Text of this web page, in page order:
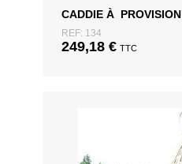
CADDIE À PROVISION
REF: 134
249,18 € TTC